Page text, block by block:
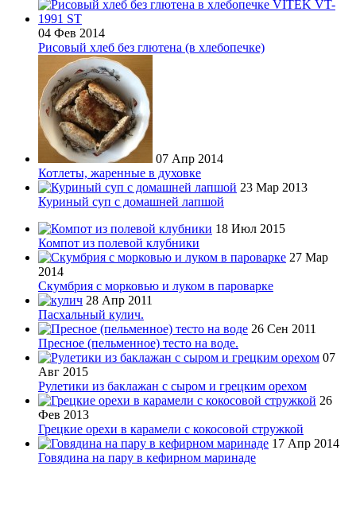
04 Фев 2014
Рисовый хлеб без глютена (в хлебопечке)
07 Апр 2014
Котлеты, жаренные в духовке
23 Мар 2013
Куриный суп с домашней лапшой
18 Июл 2015
Компот из полевой клубники
27 Мар
2014
Скумбрия с морковью и луком в пароварке
28 Апр 2011
Пасхальный кулич.
26 Сен 2011
Пресное (пельменное) тесто на воде.
07
Авг 2015
Рулетики из баклажан с сыром и грецким орехом
26
Фев 2013
Грецкие орехи в карамели с кокосовой стружкой
17 Апр 2014
Говядина на пару в кефирном маринаде